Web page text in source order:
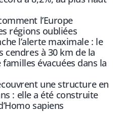
l’Europe
régions oubliées
l’alerte maximale : le
cendres à 30 km de la
évacuées dans la
une structure en
: elle a été construite
sapiens